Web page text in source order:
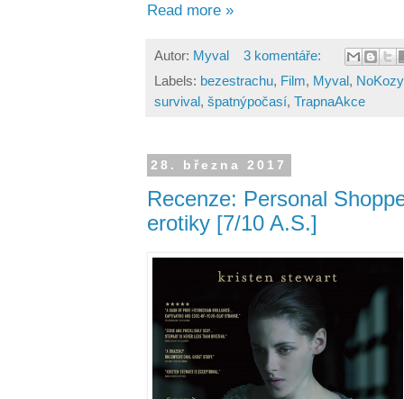
Read more »
Autor: Myval
3 komentáře:
Labels: bezestrachu, Film, Myval,
survival, špatnýpočasí, TrapnaAkce
28. března 2017
Recenze: Personal
erotiky [7/10 A.S.]